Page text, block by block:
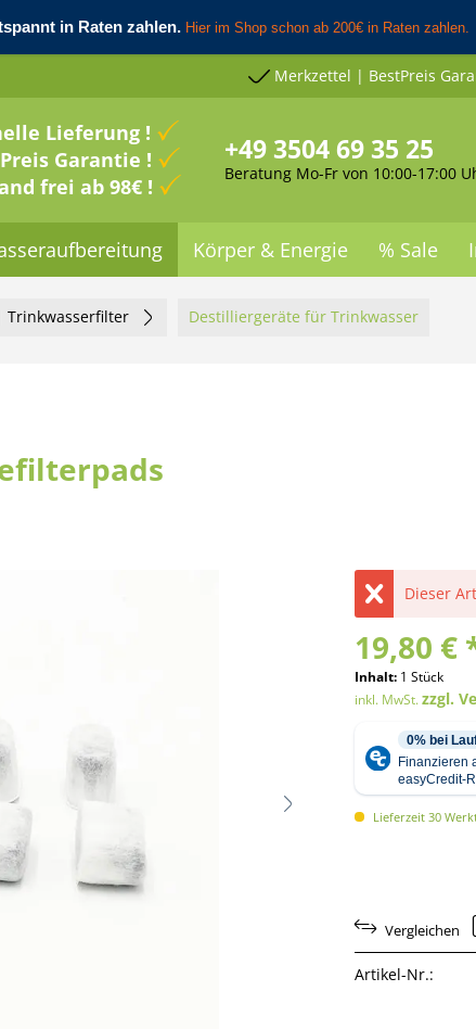
Merkzettel | BestPreis
Lieferung !
Garantie !
frei ab 98€ !
+49 3504 69 35 25
Beratung Mo-Fr von 10:00-17:00
Körper & Energie % Sale
Trinkwasserfilter Destilliergeräte für Trinkwasser
Dieser
19,80 €
Inhalt: 1 Stück
inkl. MwSt.zzgl.
Lieferzeit 30
Vergleichen
Artikel-Nr.: